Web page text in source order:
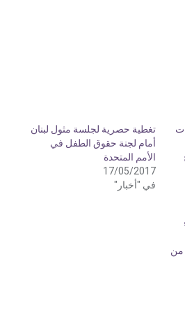
تغطية حصرية لجلسة مثول لبنان
أمام لجنة حقوق الطفل في
الأمم المتحدة
17/05/2017
في "أخبار"
من